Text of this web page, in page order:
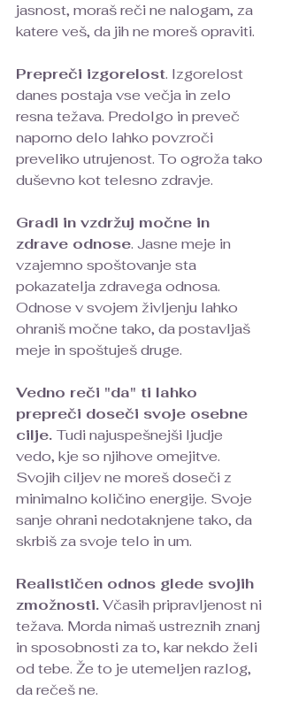
jasnost, moraš reči ne nalogam, za
katere veš, da jih ne moreš opraviti.
Prepreči izgorelost. Izgorelost
danes postaja vse večja in zelo
resna težava. Predolgo in preveč
naporno delo lahko povzroči
preveliko utrujenost. To ogroža tako
duševno kot telesno zdravje.
Gradi in vzdržuj močne in
zdrave odnose. Jasne meje in
vzajemno spoštovanje sta
pokazatelja zdravega odnosa.
Odnose v svojem življenju lahko
ohraniš močne tako, da postavljaš
meje in spoštuješ druge.
Vedno reči "da" ti lahko
prepreči doseči svoje osebne
cilje. Tudi najuspešnejši ljudje
vedo, kje so njihove omejitve.
Svojih ciljev ne moreš doseči z
minimalno količino energije. Svoje
sanje ohrani nedotaknjene tako, da
skrbiš za svoje telo in um.
Realističen odnos glede svojih
zmožnosti. Včasih pripravljenost ni
težava. Morda nimaš ustreznih znanj
in sposobnosti za to, kar nekdo želi
od tebe. Že to je utemeljen razlog,
da rečeš ne.